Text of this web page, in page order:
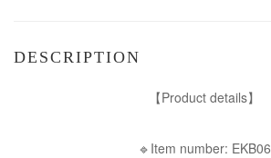
DESCRIPTION
【Product details】
🔹Item number: EKB06